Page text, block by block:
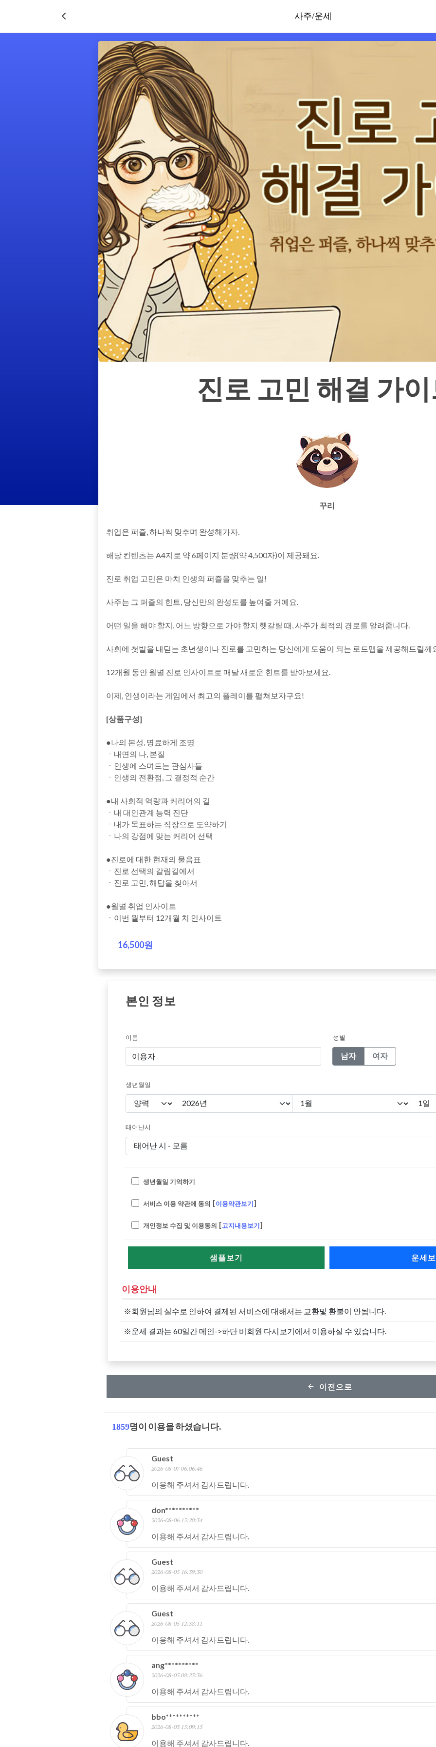
사주/운세
진로 고민 해결 가
꾸리
취업은 퍼즐, 하나씩 맞추며 완성해가자.
해당 컨텐츠는 A4지로 약 6페이지 분량(약 4,500자)이 제공돼요.
진로 취업 고민은 마치 인생의 퍼즐을 맞추는 일!
사주는 그 퍼즐의 힌트, 당신만의 완성도를 높여줄 거예요.
어떤 일을 해야 할지, 어느 방향으로 가야 할지 헷갈릴 때, 사주가 최적의 경로를 알려줍니다.
사회에 첫발을 내딛는 초년생이나 진로를 고민하는 당신에게 도움이 되는 로드맵을 제공해드릴께
12개월 동안 월별 진로 인사이트로 매달 새로운 힌트를 받아보세요.
이제, 인생이라는 게임에서 최고의 플레이를 펼쳐보자구요!
[상품구성]
●나의 본성, 명료하게 조명
ㆍ내면의 나, 본질
ㆍ인생에 스며드는 관심사들
ㆍ인생의 전환점, 그 결정적 순간
●내 사회적 역량과 커리어의 길
ㆍ내 대인관계 능력 진단
ㆍ내가 목표하는 직장으로 도약하기
ㆍ나의 강점에 맞는 커리어 선택
●진로에 대한 현재의 물음표
ㆍ진로 선택의 갈림길에서
ㆍ진로 고민, 해답을 찾아서
●월별 취업 인사이트
ㆍ이번 월부터 12개월 치 인사이트
16,500원
본인 정보
이름 성별
남자 여자
생년월일
태어난시
생년월일 기억하기
서비스 이용 약관에 동의 [이용약관보기]
개인정보 수집 및 이용동의 [고지내용보기]
샘플보기 운세
이용안내
※회원님의 실수로 인하여 결제된 서비스에 대해서는 교환및 환불이 안됩니다.
※운세 결과는 60일간 메인->하단 비회원 다시보기에서 이용하실 수 있습니다.
이전으로
1859명이 이용을 하셨습니다.
Guest
2026-08-07 06:06:46
이용해 주셔서 감사드립니다.
don**********
2026-08-06 15:20:34
이용해 주셔서 감사드립니다.
Guest
2026-08-05 16:39:30
이용해 주셔서 감사드립니다.
Guest
2026-08-05 12:38:11
이용해 주셔서 감사드립니다.
ang**********
2026-08-05 08:23:36
이용해 주셔서 감사드립니다.
bbo**********
2026-08-03 15:09:15
이용해 주셔서 감사드립니다.